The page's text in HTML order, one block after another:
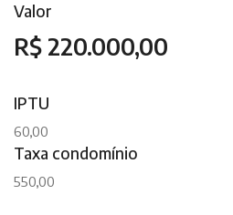
Valor
R$ 220.000,00
IPTU
60,00
Taxa condomínio
550,00